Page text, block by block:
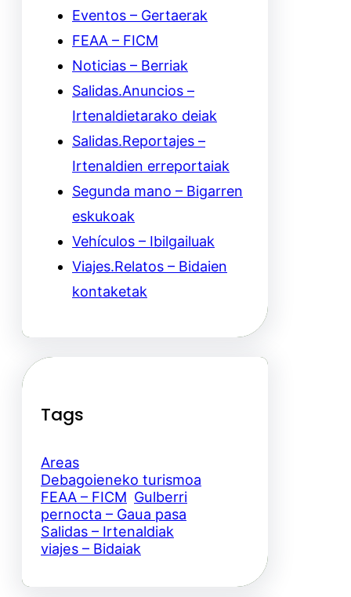
Eventos – Gertaerak
FEAA – FICM
Noticias – Berriak
Salidas.Anuncios –
Irtenaldietarako deiak
Salidas.Reportajes –
Irtenaldien erreportaiak
Segunda mano – Bigarren
eskukoak
Vehículos – Ibilgailuak
Viajes.Relatos – Bidaien
kontaketak
Tags
Areas
Debagoieneko turismoa
FEAA – FICM Gulberri
pernocta – Gaua pasa
Salidas – Irtenaldiak
viajes – Bidaiak